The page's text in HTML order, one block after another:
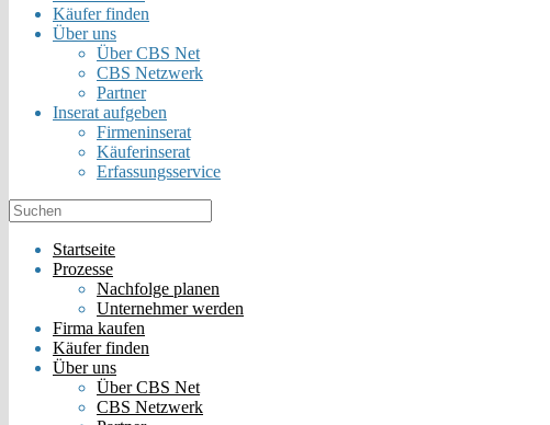
Käufer finden
Über uns
Über CBS Net
CBS Netzwerk
Partner
Inserat aufgeben
Firmeninserat
Käuferinserat
Erfassungsservice
Startseite
Prozesse
Nachfolge planen
Unternehmer werden
Firma kaufen
Käufer finden
Über uns
Über CBS Net
CBS Netzwerk